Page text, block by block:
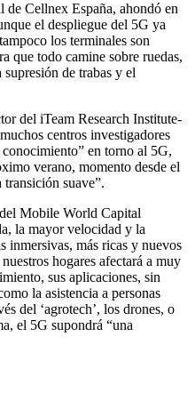
de Cellnex España, ahondó en
el despliegue del 5G ya
los terminales son
que todo camine sobre ruedas,
de trabas y el
del iTeam Research Institute-
centros investigadores
en torno al 5G,
verano, momento desde el
transición suave”.
Mobile World Capital
la mayor velocidad y la
inmersivas, más ricas y nuevos
hogares afectará a muy
sus aplicaciones, sin
la asistencia a personas
del ‘agrotech’, los drones, o
el 5G supondrá “una